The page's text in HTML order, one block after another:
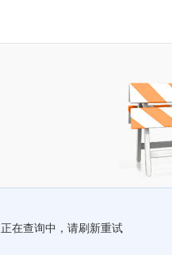
正在查询中，请刷新重试